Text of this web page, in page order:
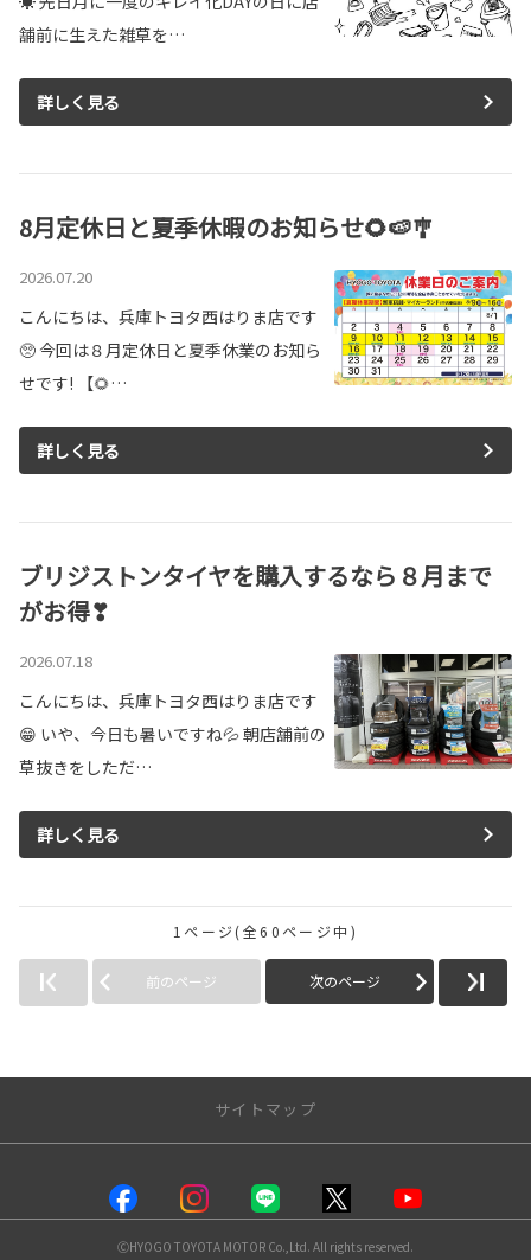
舗前に生えた雑草を…
詳しく見る
8月定休日と夏季休暇のお知らせ🌻🍉🎐
2026.07.20
こんにちは、兵庫トヨタ西はりま店です
🥺 今回は８月定休日と夏季休業のお知ら
せです! 【🌻…
詳しく見る
ブリジストンタイヤを購入するなら８月まで
がお得❣
2026.07.18
こんにちは、兵庫トヨタ西はりま店です
😁 いや、今日も暑いですね💦 朝店舗前の
草抜きをしただ…
詳しく見る
1ページ(全60ページ中)
前のページ 次のページ
サイトマップ
ⒸHYOGO TOYOTA MOTOR Co.,Ltd. All rights reserved.